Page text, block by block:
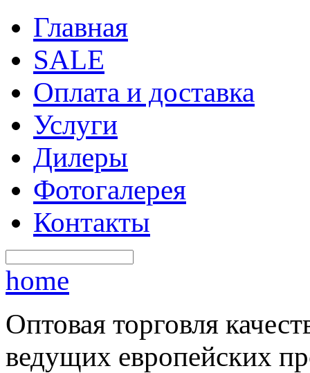
Главная
SALE
Оплата и доставка
Услуги
Дилеры
Фотогалерея
Контакты
home
Оптовая торговля
ведущих европейских